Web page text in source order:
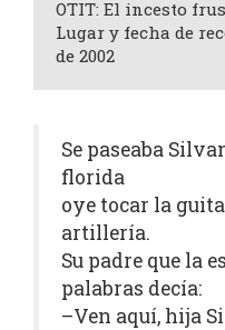
OTIT: El incesto
Lugar y fecha de
de 2002
Se paseaba
florida
oye tocar la
artillería.
Su padre que la
palabras decía:
–Ven aquí, hija